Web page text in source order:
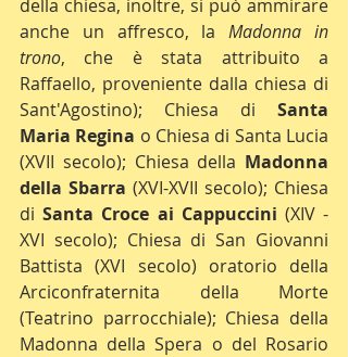
della chiesa, inoltre, si può ammirare
anche un affresco, la Madonna in
trono, che è stata attribuito a
Raffaello, proveniente dalla chiesa di
Sant'Agostino); Chiesa di Santa
Maria Regina o Chiesa di Santa Lucia
(XVII secolo); Chiesa della Madonna
della Sbarra (XVI-XVII secolo); Chiesa
di Santa Croce ai Cappuccini (XIV -
XVI secolo); Chiesa di San Giovanni
Battista (XVI secolo) oratorio della
Arciconfraternita della Morte
(Teatrino parrocchiale); Chiesa della
Madonna della Spera o del Rosario